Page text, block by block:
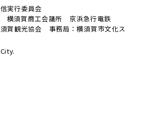
実行委員会
須賀商工会議所 京浜急行電鉄
賀観光協会 事務局：横須賀市文化ス